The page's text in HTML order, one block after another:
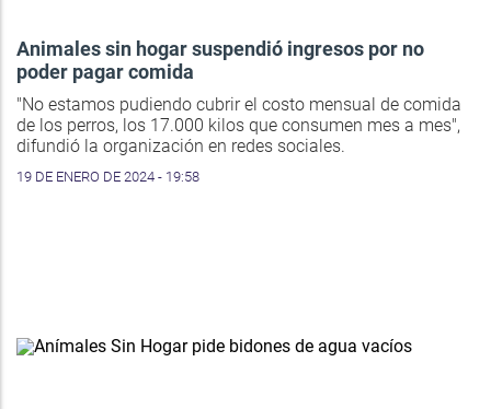
Animales sin hogar suspendió ingresos por no
poder pagar comida
"No estamos pudiendo cubrir el costo mensual de comida
de los perros, los 17.000 kilos que consumen mes a mes",
difundió la organización en redes sociales.
19 DE ENERO DE 2024 - 19:58